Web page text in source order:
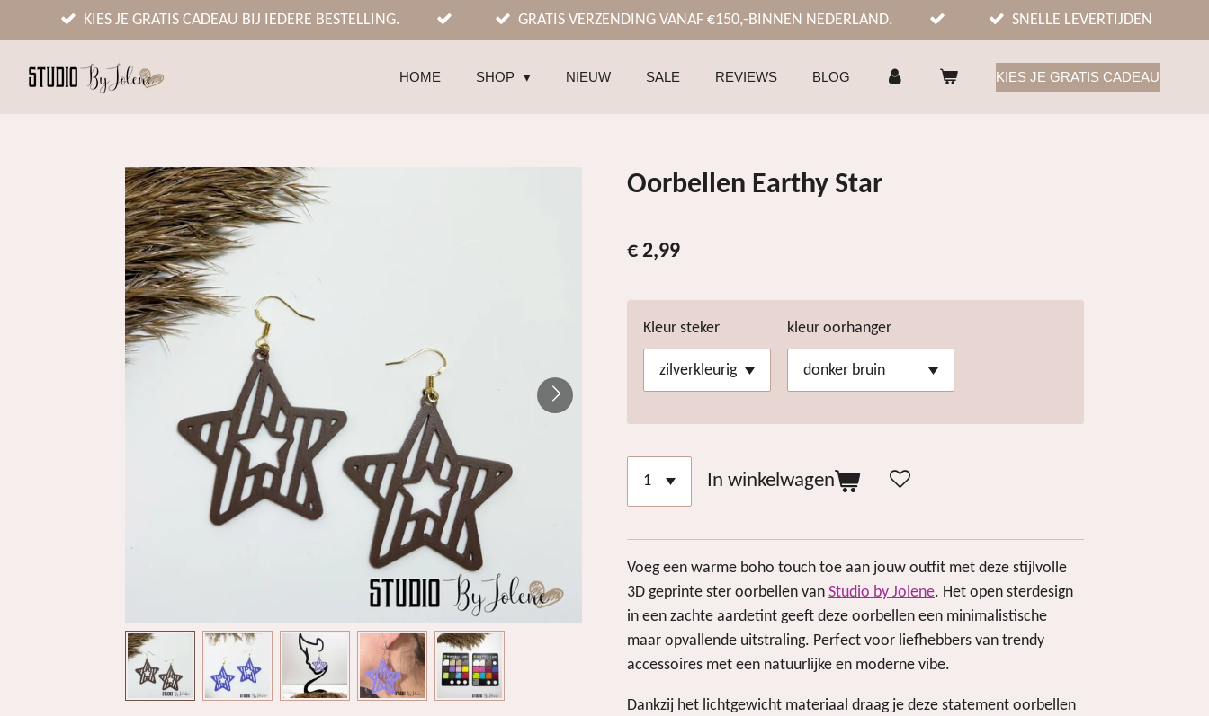
direct
naar
KIES JE GRATIS CADEAU BIJ IEDERE BESTELLING. GRATIS VERZENDING VANAF €150,-BINNEN NEDERLAND. SNELLE LEVERTIJDEN
HOME SHOP NIEUW SALE REVIEWS BLOG KIES JE GRATIS CADEAU
Oorbellen Earthy Star
€ 2,99
Kleur steker kleur oorhanger
In winkelwagen
Voeg een warme boho touch toe aan jouw outfit met deze stijlvolle
3D geprinte ster oorbellen van Studio by Jolene. Het open sterdesign
in een zachte aardetint geeft deze oorbellen een minimalistische
maar opvallende uitstraling. Perfect voor liefhebbers van trendy
accessoires met een natuurlijke en moderne vibe.
Dankzij het lichtgewicht materiaal draag je deze statement oorbellen